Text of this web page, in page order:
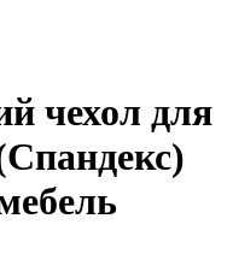
чехол для